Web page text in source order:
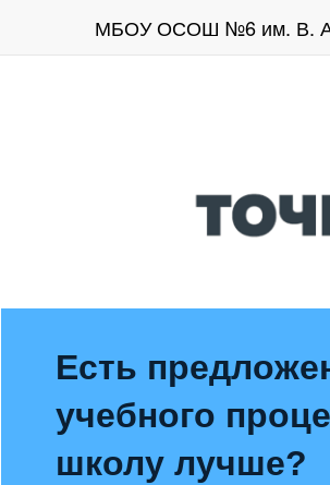
МБОУ ОСОШ №6 им. В.
Есть
учебного
школу лучше?